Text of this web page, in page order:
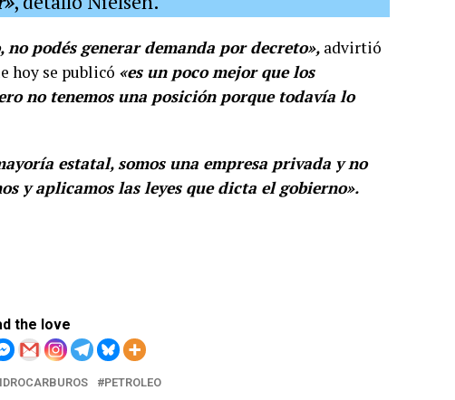
podés generar demanda por decreto», advirtió
hoy se publicó «es un poco mejor que los
no tenemos una posición porque todavía lo
estatal, somos una empresa privada y no
y aplicamos las leyes que dicta el gobierno».
the love
PETROLEO